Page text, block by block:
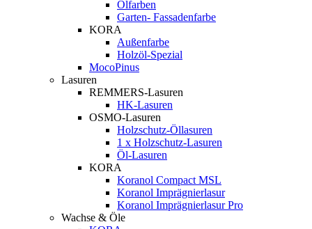
Ölfarben
Garten- Fassadenfarbe
KORA
Außenfarbe
Holzöl-Spezial
MocoPinus
Lasuren
REMMERS-Lasuren
HK-Lasuren
OSMO-Lasuren
Holzschutz-Öllasuren
1 x Holzschutz-Lasuren
Öl-Lasuren
KORA
Koranol Compact MSL
Koranol Imprägnierlasur
Koranol Imprägnierlasur Pro
Wachse & Öle